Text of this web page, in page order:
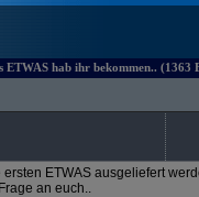
ETWAS hab ihr bekommen.. (1363
ETWAS ausgeliefert
an euch..